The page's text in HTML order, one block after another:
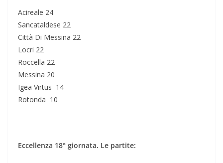
Acireale 24
Sancataldese 22
Città Di Messina 22
Locri 22
Roccella 22
Messina 20
Igea Virtus 14
Rotonda 10
Eccellenza 18° giornata. Le partite: